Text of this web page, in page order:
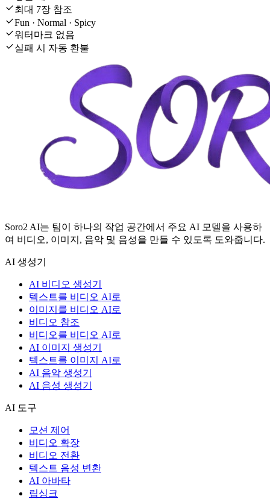
최대 7장 참조
Fun · Normal · Spicy
워터마크 없음
실패 시 자동 환불
Soro2 AI는 팀이 하나의 작업 공간에서 주요 AI 모델을 사용하
여 비디오, 이미지, 음악 및 음성을 만들 수 있도록 도와줍니다.
AI 생성기
AI 비디오 생성기
텍스트를 비디오 AI로
이미지를 비디오 AI로
비디오 참조
비디오를 비디오 AI로
AI 이미지 생성기
텍스트를 이미지 AI로
AI 음악 생성기
AI 음성 생성기
AI 도구
모션 제어
비디오 확장
비디오 전환
텍스트 음성 변환
AI 아바타
립싱크